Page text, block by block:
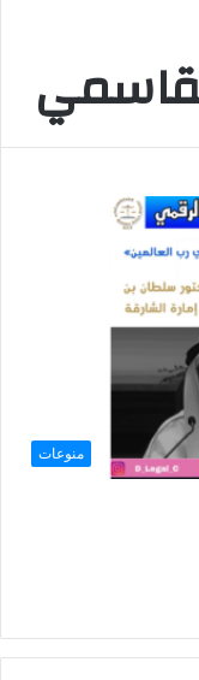
منوعات